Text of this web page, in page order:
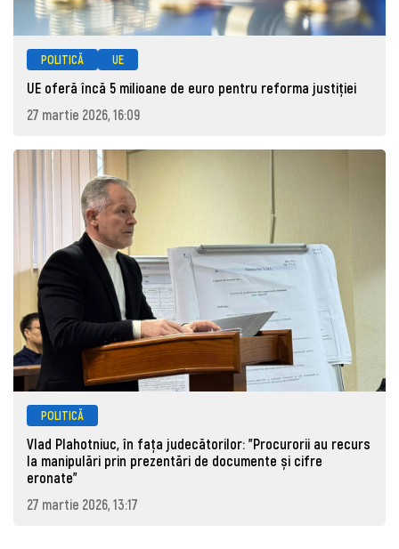
POLITICĂ UE
UE oferă încă 5 milioane de euro pentru reforma justiției
27 martie 2026, 16:09
POLITICĂ
Vlad Plahotniuc, în fața judecătorilor: "Procurorii au recurs
la manipulări prin prezentări de documente și cifre
eronate"
27 martie 2026, 13:17